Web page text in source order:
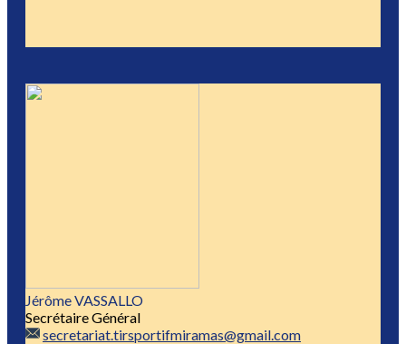
Jérôme VASSALLO
Secrétaire Général
secretariat.tirsportifmiramas@gmail.com